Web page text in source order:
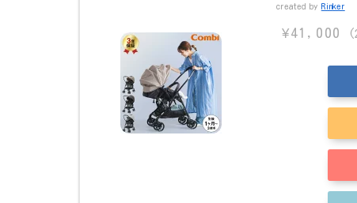
created by Rinker
¥41,000